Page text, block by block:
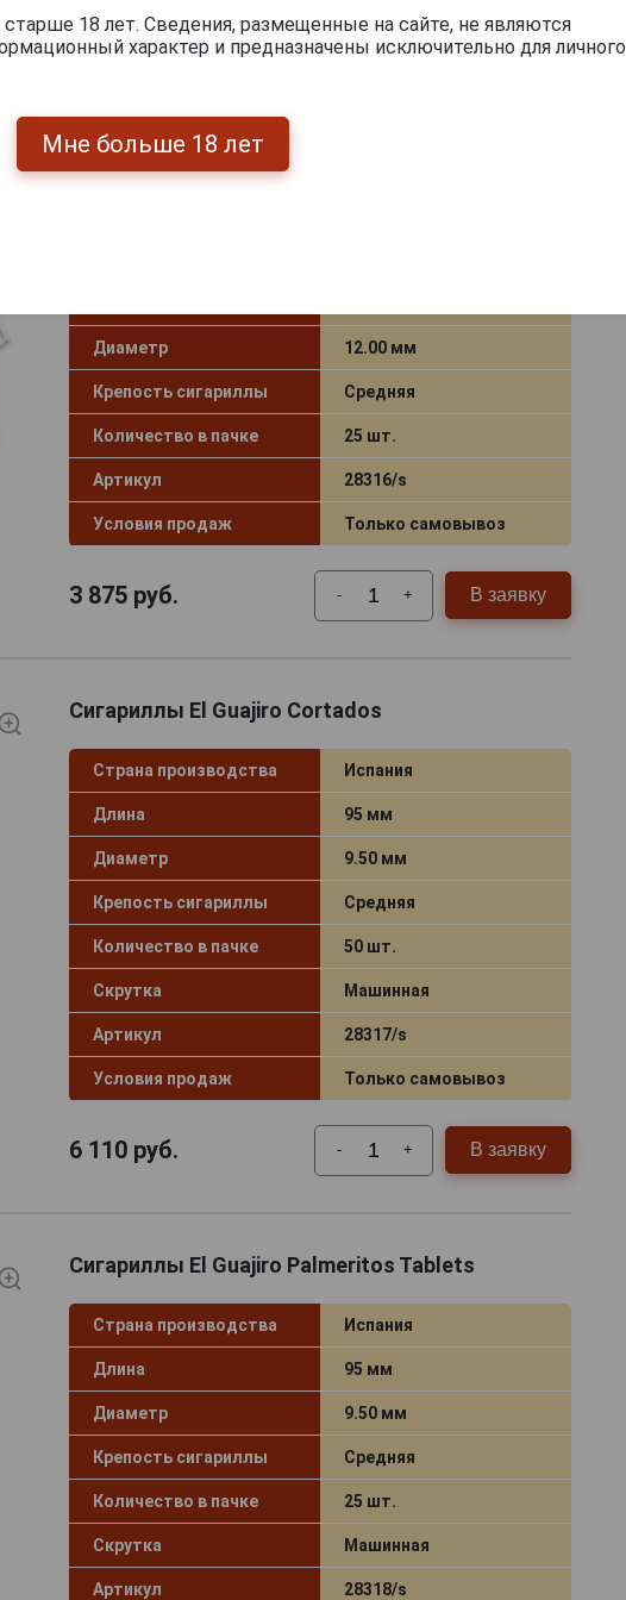
Условия продаж Только самовывоз
Диаметр 12.00 мм
Крепость сигариллы Средняя
Количество в пачке 25 шт.
Артикул 28316/s
Условия продаж Только самовывоз
3 875руб. - + В заявку
Сигариллы El Guajiro Cortados
Страна производства Испания
Длина 95 мм
Диаметр 9.50 мм
Крепость сигариллы Средняя
Количество в пачке 50 шт.
Скрутка Машинная
Артикул 28317/s
Условия продаж Только самовывоз
6 110руб. - + В заявку
Сигариллы El Guajiro Palmeritos Tablets
Страна производства Испания
Длина 95 мм
Диаметр 9.50 мм
Крепость сигариллы Средняя
Количество в пачке 25 шт.
Скрутка Машинная
Артикул 28318/s
18 лет. Сведения, размещенные на сайте, не являются
характер и предназначены исключительно для личного
Мне больше 18 лет